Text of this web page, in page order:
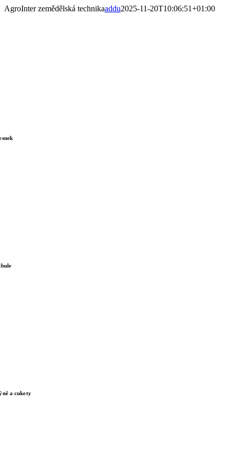
Skip
AgroInter zemědělská technikaaddu2025-11-20T10:06:51+01:00
a cukety